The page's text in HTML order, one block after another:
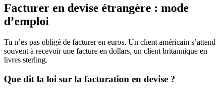
Facturer en devise étrangère : mode
d’emploi
Tu n’es pas obligé de facturer en euros. Un client américain s’attend
souvent à recevoir une facture en dollars, un client britannique en
livres sterling.
Que dit la loi sur la facturation en devise ?